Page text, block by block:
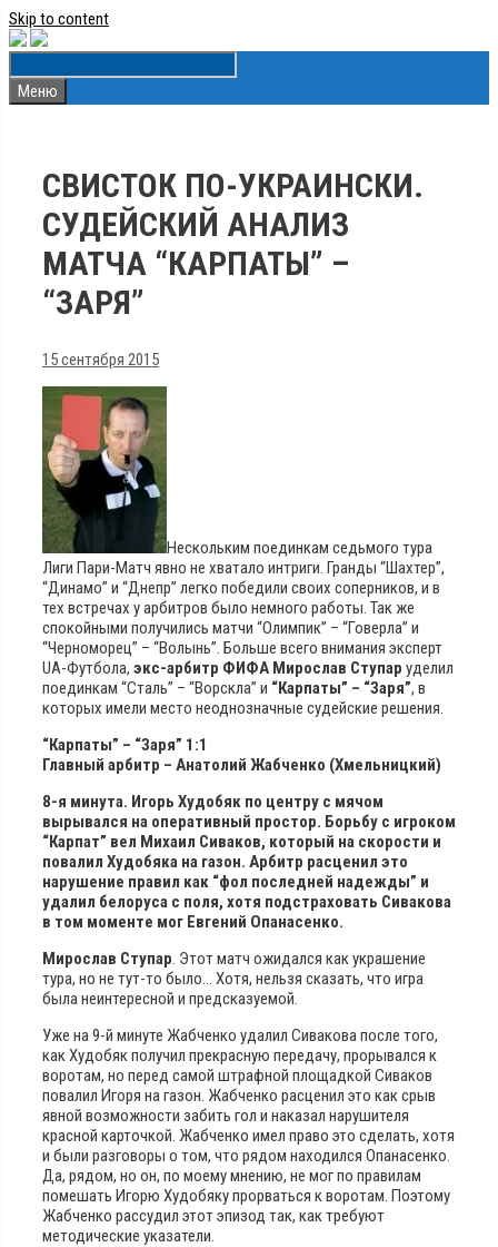
Skip to content
Меню
СВИСТОК ПО-УКРАИНСКИ.
СУДЕЙСКИЙ АНАЛИЗ
МАТЧА “КАРПАТЫ” –
“ЗАРЯ”
15 сентября 2015
Нескольким поединкам седьмого тура
Лиги Пари-Матч явно не хватало интриги. Гранды “Шахтер”,
“Динамо” и “Днепр” легко победили своих соперников, и в
тех встречах у арбитров было немного работы. Так же
спокойными получились матчи “Олимпик” – “Говерла” и
“Черноморец” – “Волынь”. Больше всего внимания эксперт
UA-Футбола, экс-арбитр ФИФА Мирослав Ступар уделил
поединкам “Сталь” – “Ворскла” и “Карпаты” – “Заря”, в
которых имели место неоднозначные судейские решения.
“Карпаты” – “Заря” 1:1
Главный арбитр – Анатолий Жабченко (Хмельницкий)
8-я минута. Игорь Худобяк по центру с мячом
вырывался на оперативный простор. Борьбу с игроком
“Карпат” вел Михаил Сиваков, который на скорости и
повалил Худобяка на газон. Арбитр расценил это
нарушение правил как “фол последней надежды” и
удалил белоруса с поля, хотя подстраховать Сивакова
в том моменте мог Евгений Опанасенко.
Мирослав Ступар. Этот матч ожидался как украшение
тура, но не тут-то было… Хотя, нельзя сказать, что игра
была неинтересной и предсказуемой.
Уже на 9-й минуте Жабченко удалил Сивакова после того,
как Худобяк получил прекрасную передачу, прорывался к
воротам, но перед самой штрафной площадкой Сиваков
повалил Игоря на газон. Жабченко расценил это как срыв
явной возможности забить гол и наказал нарушителя
красной карточкой. Жабченко имел право это сделать, хотя
и были разговоры о том, что рядом находился Опанасенко.
Да, рядом, но он, по моему мнению, не мог по правилам
помешать Игорю Худобяку прорваться к воротам. Поэтому
Жабченко рассудил этот эпизод так, как требуют
методические указатели.